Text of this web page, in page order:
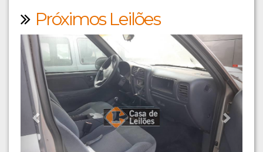
Próximos Leilões
Previous Next